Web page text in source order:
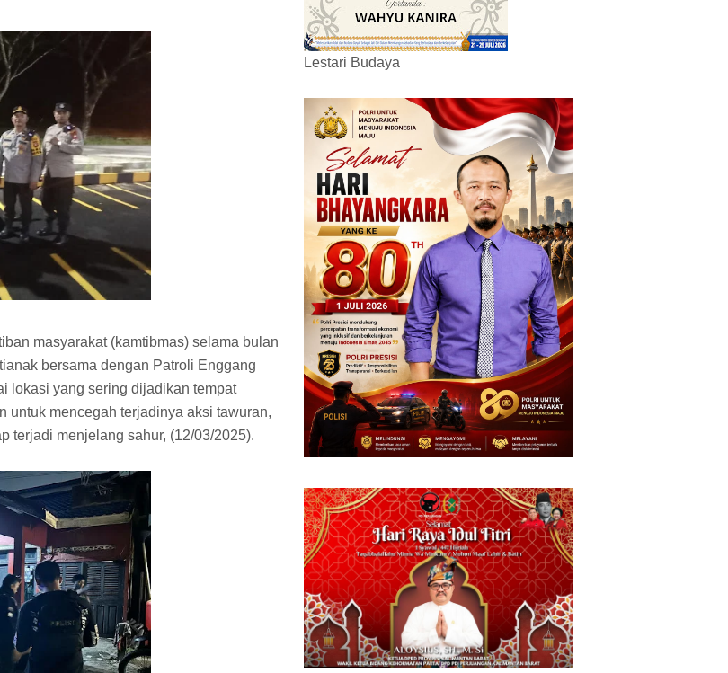
masyarakat (kamtibmas) selama bulan
bersama dengan Patroli Enggang
lokasi yang sering dijadikan tempat
untuk mencegah terjadinya aksi tawuran,
terjadi menjelang sahur, (12/03/2025).
Lestari Budaya